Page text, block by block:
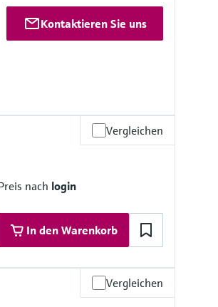
Masse, die gegenüber der gesamten
Kontaktieren Sie uns
Vergleichen
nach login
In den Warenkorb
Vergleichen